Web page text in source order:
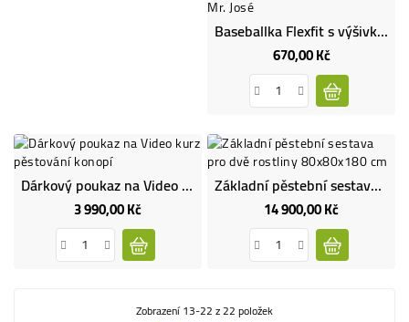
Baseballka Flexfit s výšivkou Mr. José - Limitovaná edice
670,00 KčCena
Dárkový poukaz na Video kurz pěstování konopí
3 990,00 KčCena
Základní pěstební sestava pro dvě rostliny 80x80x180 cm
14 900,00 KčCena
Zobrazení 13-22 z 22 položek